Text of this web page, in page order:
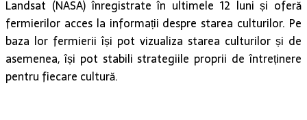
Landsat (NASA) înregistrate în ultimele 12 luni și oferă
fermierilor acces la informații despre starea culturilor. Pe
baza lor fermierii își pot vizualiza starea culturilor și de
asemenea, își pot stabili strategiile proprii de întreținere
pentru fiecare cultură.